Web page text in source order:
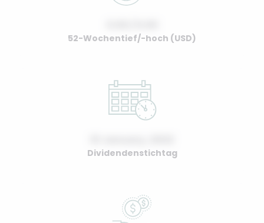
52-Wochentief/-hoch (USD)
Dividendenstichtag